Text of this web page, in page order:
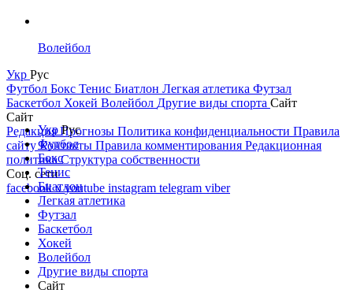
Волейбол
Укр Рус
Футбол Бокс Тенис Биатлон Легкая атлетика Футзал
Баскетбол Хокей Волейбол Другие виды спорта Сайт
Сайт
РедакцияПрогнозы Политика конфиденциальности Правила
сайтуКонтакты Правила комментирования Редакционная
политикаСтруктура собственности
Соц. сети
facebookxyoutube instagram telegram viber
УкрРус
Футбол
Бокс
Тенис
Биатлон
Легкая атлетика
Футзал
Баскетбол
Хокей
Волейбол
Другие виды спорта
Сайт